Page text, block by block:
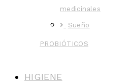
medicinales
Sueño
PROBIÓTICOS
HIGIENE